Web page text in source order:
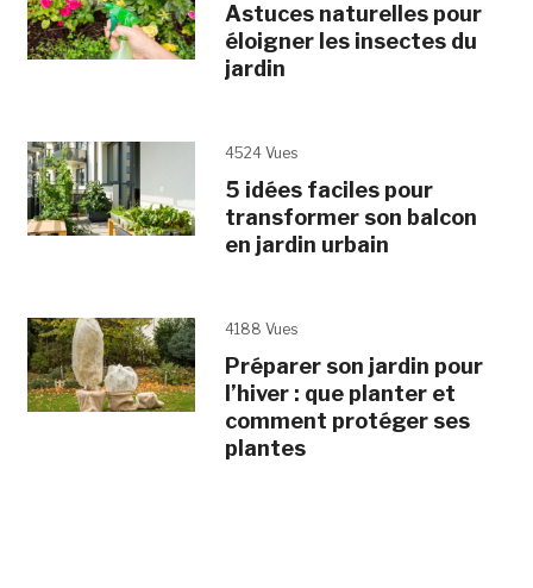
Astuces naturelles pour
éloigner les insectes du
jardin
4524 Vues
5 idées faciles pour
transformer son balcon
en jardin urbain
4188 Vues
Préparer son jardin pour
l’hiver : que planter et
comment protéger ses
plantes